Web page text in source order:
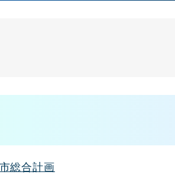
総合計画